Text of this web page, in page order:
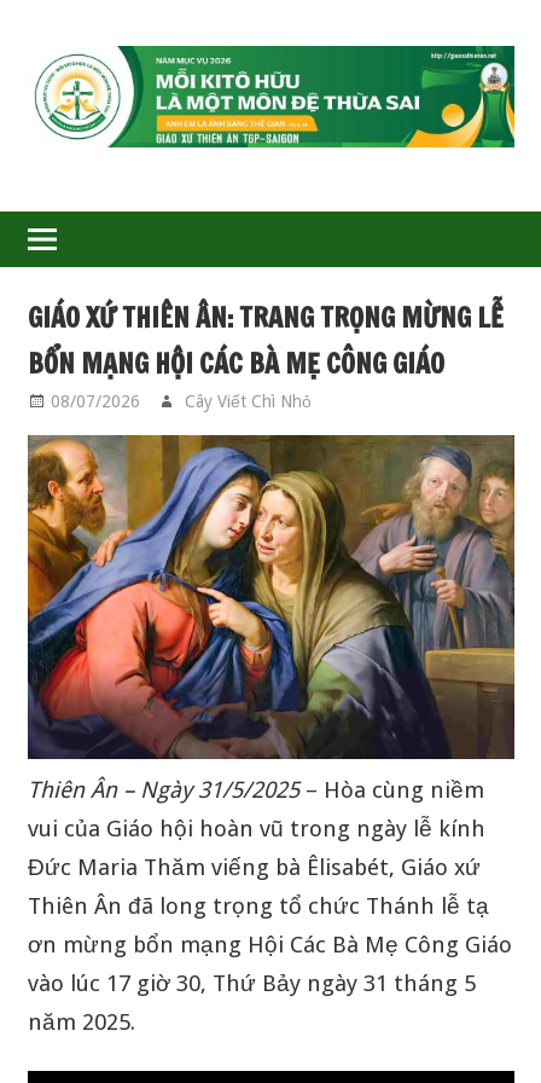
GIÁO
XỨ
THIÊN
ÂN-
TGP
SAIGON
GIÁO XỨ THIÊN ÂN: TRANG TRỌNG MỪNG LỄ
BỔN MẠNG HỘI CÁC BÀ MẸ CÔNG GIÁO
08/07/2026 Cây Viết Chì Nhỏ
Thiên Ân – Ngày 31/5/2025– Hòa cùng niềm
vui của Giáo hội hoàn vũ trong ngày lễ kính
Đức Maria Thăm viếng bà Êlisabét, Giáo xứ
Thiên Ân đã long trọng tổ chức Thánh lễ tạ
ơn mừng bổn mạng Hội Các Bà Mẹ Công Giáo
vào lúc 17 giờ 30, Thứ Bảy ngày 31 tháng 5
năm 2025.